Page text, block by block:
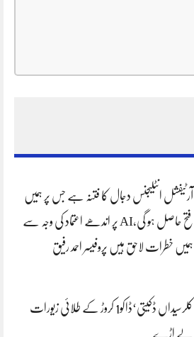
آرٹیفشل انٹلیجنس دجال کا فتنہ ہے جس پر ہمیں
فتح حاصل ہو گی،AI پر اندھے اعتماد کی وجہ سے
ہمیں خطرات لاحق ہیں پروفیسر احمد رفیق
کلرسیداں ڈکیتی‘ڈاکو1 کروڑ کے طلائی زیورات
لے اڑے